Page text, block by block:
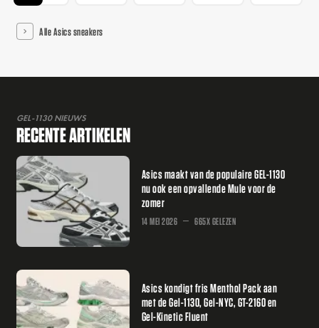
Alle Asics sneakers
GEL-1130 NIEUWS
RECENTE ARTIKELEN
Asics maakt van de populaire GEL-1130
nu ook een opvallende Mule voor de
zomer
14 MEI 2026 665X GELEZEN
Asics kondigt fris Menthol Pack aan
met de Gel-1130, Gel-NYC, GT-2160 en
Gel-Kinetic Fluent